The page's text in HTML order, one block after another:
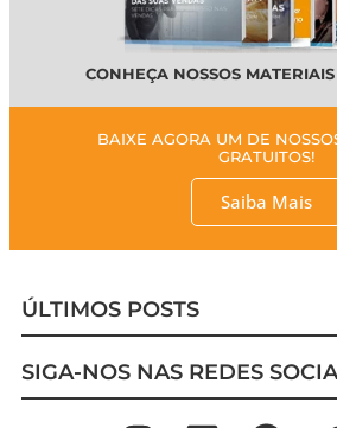
CONHEÇA NOSSOS
BAIXE AGORA UM DE
GRATUITOS!
Saiba Mais
ÚLTIMOS POSTS
SIGA-NOS NAS REDES